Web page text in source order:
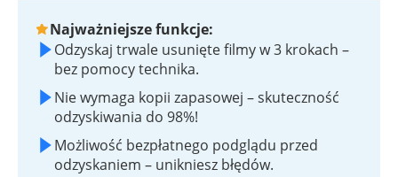
Najważniejsze funkcje:
Odzyskaj trwale usunięte filmy w 3 krokach –
bez pomocy technika.
Nie wymaga kopii zapasowej – skuteczność
odzyskiwania do 98%!
Możliwość bezpłatnego podglądu przed
odzyskaniem – unikniesz błędów.